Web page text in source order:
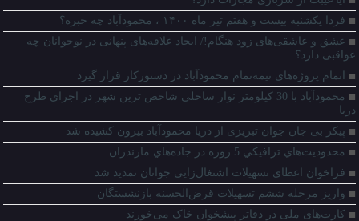
فردا یکشنبه بیست و هفتم تیر ماه ۱۴۰۰ ، محمودآباد چه خبره؟
عشق و عاشقی‌های زود هنگام!/ ایجاد علاقه‌های پنهانی در نوجوانان چه
عواقبی دارد؟
اتمام پروژه‌های نیمه‌تمام محمودآباد در دستورکار قرار گیرد
محمودآباد با 30 کیلومتر نوار ساحلی شاخص ترین شهر در اجرای طرح
دریا
پیکر بی جان جوان تبریزی از دریا محمودآباد بیرون کشیده شد
محدوديت‌هاي ترافيکي 5 روزه در جاده‌هاي مازندران
فراخوان اعطای تسهیلات اشتغال‌زایی جوانان تمدید شد
واریز مرحله ششم تسهیلات قرض‌الحسنه بازنشستگان
کارت‌های ملی در دفاتر پیشخوان خاک می‌خورند